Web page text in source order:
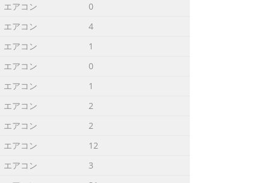
45 Verpackungsinhalt 46 Übersicht
der Batteriekapazität auf
- Musik hören! 51
Sie Ihr Gerät Da Sie die
welcome registrieren, so dass wir
エアコン
0
エアコン
4
エアコン
1
エアコン
0
エアコン
1
エアコン
2
エアコン
2
エアコン
12
エアコン
3